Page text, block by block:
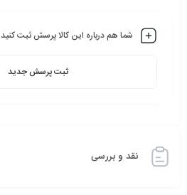
شما هم درباره این کالا پرسش ثبت کنید
ثبت پرسش جدید
نقد و بررسی